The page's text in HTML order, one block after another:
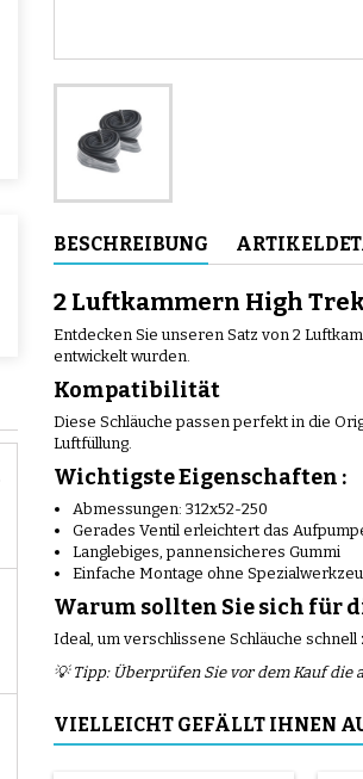
BESCHREIBUNG
2 Luftkammern High
Entdecken Sie unseren Satz von 2
entwickelt wurden.
Kompatibilität
Diese Schläuche passen perfekt in die
Luftfüllung.
Wichtigste Eigenschaften :
Abmessungen: 312x52-250
Gerades Ventil erleichtert das
Langlebiges, pannensicheres Gummi
Einfache Montage ohne
Warum sollten Sie sich für
Ideal, um verschlissene Schläuche
💡 Tipp: Überprüfen Sie vor dem Kauf
VIELLEICHT GEFÄLLT IHNEN